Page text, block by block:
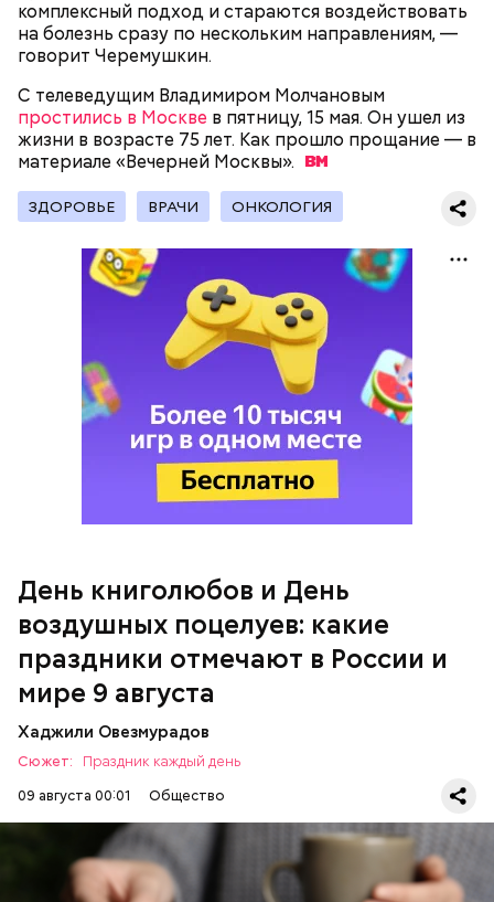
комплексный подход и стараются воздействовать
на болезнь сразу по нескольким направлениям, —
говорит Черемушкин.
С телеведущим Владимиром Молчановым
простились в Москве в пятницу, 15 мая. Он ушел из
жизни в возрасте 75 лет. Как прошло прощание — в
материале «Вечерней Москвы».
ЗДОРОВЬЕ ВРАЧИ ОНКОЛОГИЯ
День книголюбов и День
воздушных поцелуев: какие
праздники отмечают в России и
мире 9 августа
Хаджили Овезмурадов
Сюжет:
Праздник каждый день
09 августа 00:01
Общество
В День книголюбов проходят книжные ярмарки,
выставки и распродажи. В библиотеках
организуются поэтические вечера и групповые
День воздушных поцелуев
День воздушных поцелуев отмечается с 1983 года.
стран в этот праздник устраиваются
тематические вечеринки и флешмобы. Кроме того,
отпраздновать эту дату можно, отправив
воздушный поцелуй близкому человеку через
социальные сети и мессенджеры.
День «Счастье случается»
День «Счастье случается» был инициирован
Тайным обществом счастливых людей, чтобы
напомнить людям, что счастье на самом деле
кроется в мелочах. Отпраздновать этот день
можно, поделившись с другими людьми
счастливыми моментами из своей жизни.